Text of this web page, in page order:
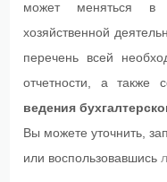
может меняться в
хозяйственной
перечень всей
отчетности, а также
ведения
Вы можете уточнить,
или воспользовавшись